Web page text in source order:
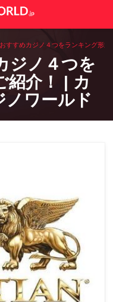
すすめカジノ４つをランキング形
ジノ４つを
紹介！ | カ
ノワールド